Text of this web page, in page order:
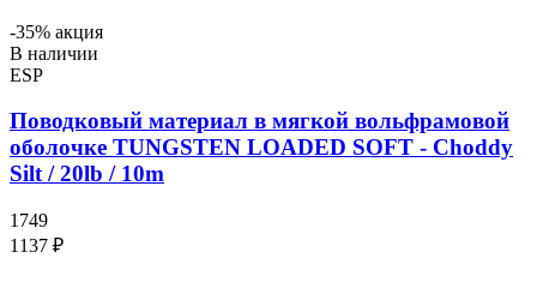
-35% акция
В наличии
ESP
Поводковый материал в мягкой вольфрамовой
оболочке TUNGSTEN LOADED SOFT - Choddy
Silt / 20lb / 10m
1749
1137 ₽